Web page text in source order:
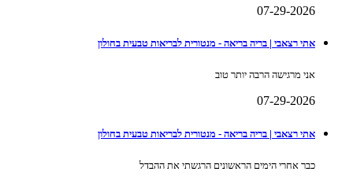
07-29-2026
אתי רצאבי | בריה בריאה - מנטורית לבריאות טבעית בחולון
אני מרגישה הרבה יותר טוב
07-29-2026
אתי רצאבי | בריה בריאה - מנטורית לבריאות טבעית בחולון
כבר אחרי הימים הראשונים הרגשתי את ההבדל